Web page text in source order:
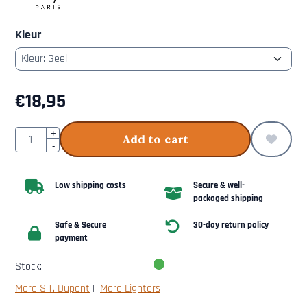
Kleur
€18,95
Quantity+
-
Add to cart
Low shipping costs
Secure & well-
packaged shipping
Safe & Secure
payment
30-day return policy
Stock:
More S.T. Dupont | More Lighters